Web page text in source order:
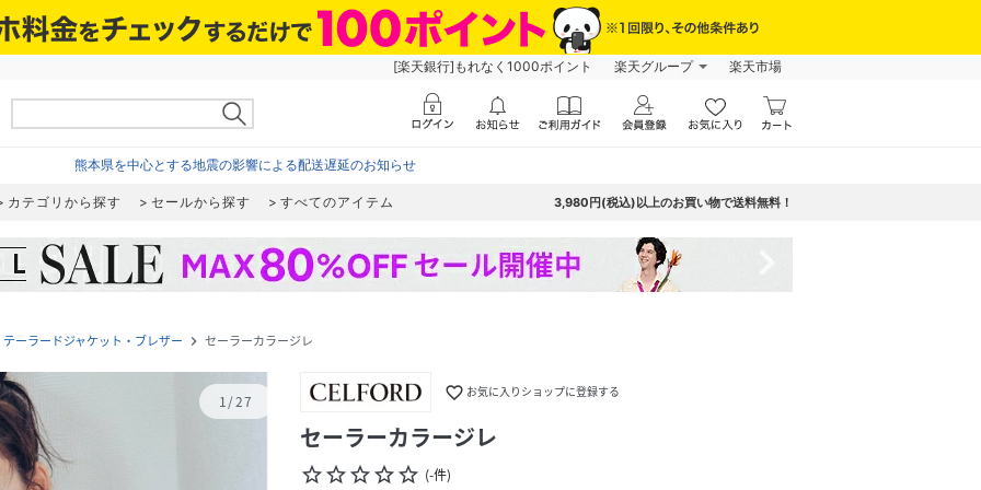
[楽天銀行]もれなく1000ポイント 楽天グループ 楽天市場
熊本県を中心とする地震の影響による配送遅延のお知らせ
カテゴリから探す セールから探す すべてのアイテム 3,980円(税込)以上のお買い物で送料無料！
テーラードジャケット・ブレザー navigate_next セーラーカラージレ
1/27 favorite_border お気に入りショップに登録する
セーラーカラージレ
star_borderstar_borderstar_borderstar_borderstar_border (-件)